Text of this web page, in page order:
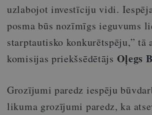
uzlabojot investīciju vidi.
posma būs nozīmīgs ieguvums
starptautisko konkurētspēju,”
komisijas priekšsēdētājs Oļegs
Grozījumi paredz iespēju
likuma grozījumi paredz, ka